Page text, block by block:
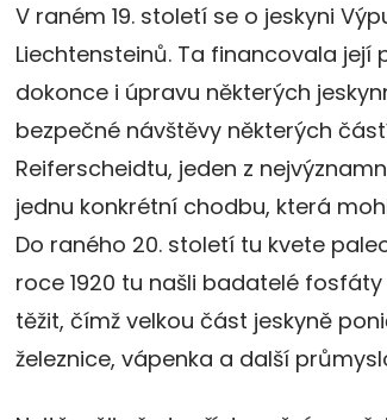
V raném 19. století se o jeskyni
Liechtensteinů. Ta financovala její
dokonce i úpravu některých
bezpečné návštěvy některých
Reiferscheidtu, jeden z
jednu konkrétní chodbu, která
Do raného 20. století tu kvete
roce 1920 tu našli badatelé
těžit, čímž velkou část jeskyně
železnice, vápenka a další